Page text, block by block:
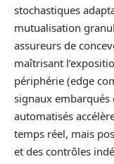
stochastiques
mutualisation
assureurs de
maîtrisant
périphérie (edge
signaux embarqués
automatisés
temps réel, mais
et des contrôles